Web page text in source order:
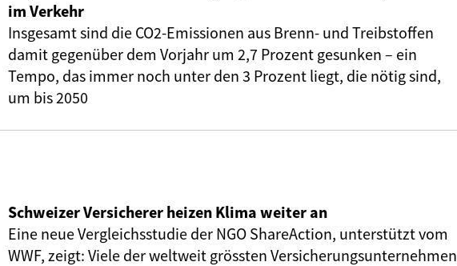
im Verkehr
Insgesamt sind die CO2-Emissionen aus Brenn- und Treibstoffen
damit gegenüber dem Vorjahr um 2,7 Prozent gesunken – ein
Tempo, das immer noch unter den 3 Prozent liegt, die nötig sind,
um bis 2050
Schweizer Versicherer heizen Klima weiter an
Eine neue Vergleichsstudie der NGO ShareAction, unterstützt vom
WWF, zeigt: Viele der weltweit grössten Versicherungsunternehmen